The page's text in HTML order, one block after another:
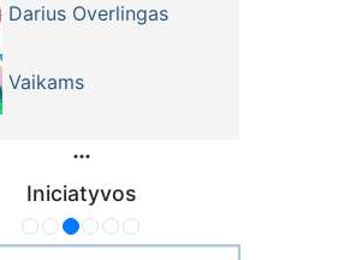
Darius Overlingas
Vaikams
Iniciatyvos